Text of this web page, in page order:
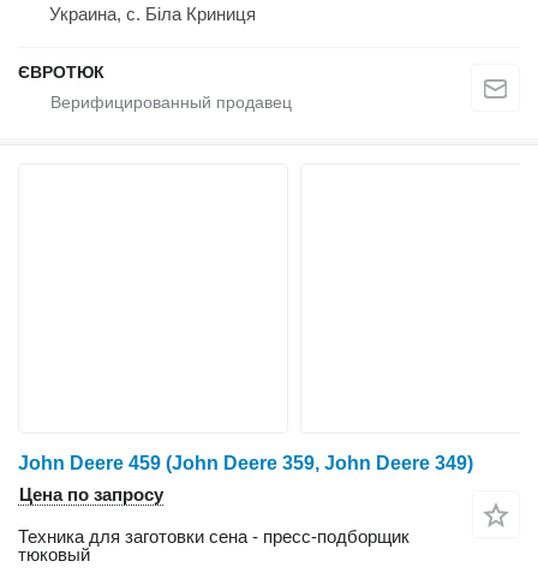
Украина, с. Біла Криниця
ЄВРОТЮК
John Deere 459 (John Deere 359, John Deere 349)
Цена по запросу
Техника для заготовки сена - пресс-подборщик
тюковый